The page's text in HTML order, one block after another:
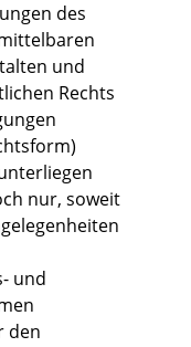
des
und
Rechts
nur, soweit
und
den